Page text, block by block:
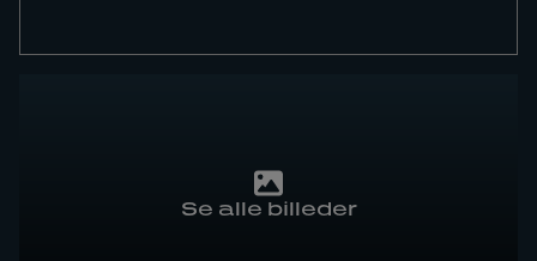
Se alle billeder